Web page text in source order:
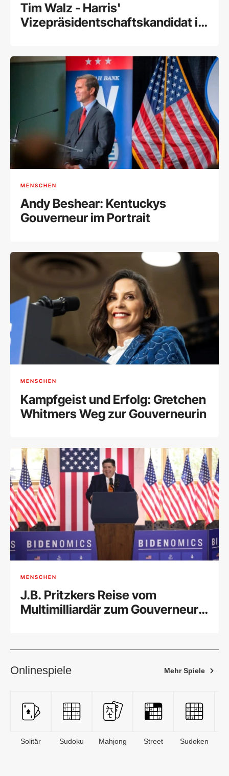
Tim Walz - Harris'
Vizepräsidentschaftskandidat im
MENSCHEN
Andy Beshear: Kentuckys
Gouverneur im Portrait
MENSCHEN
Kampfgeist und Erfolg: Gretchen
Whitmers Weg zur Gouverneurin
MENSCHEN
J.B. Pritzkers Reise vom
Multimilliardär zum Gouverneur
Onlinespiele Mehr Spiele
Solitär Sudoku Mahjong Street Sudoken